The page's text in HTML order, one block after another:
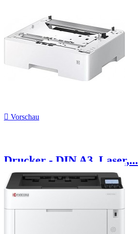
 Vorschau
Drucker - DIN A3, Laser,...